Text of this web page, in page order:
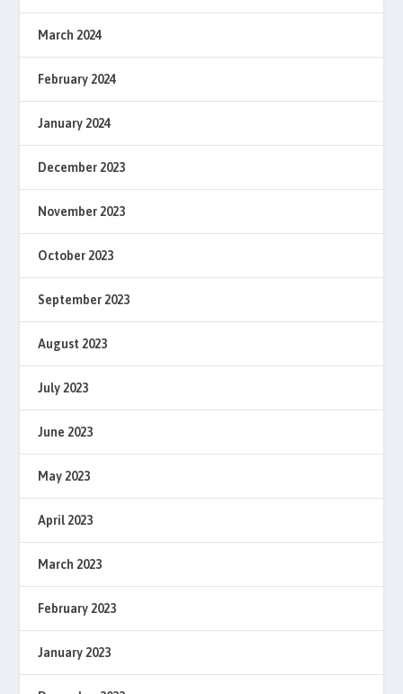
March 2024
February 2024
January 2024
December 2023
November 2023
October 2023
September 2023
August 2023
July 2023
June 2023
May 2023
April 2023
March 2023
February 2023
January 2023